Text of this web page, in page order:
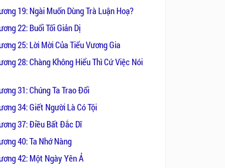
19: Ngài Muốn Dùng Trà Luận Hoạ?
22: Buổi Tối Giản Dị
25: Lời Mời Của Tiểu Vương Gia
28: Chàng Không Hiểu Thì Cứ Việc Nói
31: Chúng Ta Trao Đổi
34: Giết Người Là Có Tội
37: Điều Bất Đắc Dĩ
40: Ta Nhớ Nàng
42: Một Ngày Yên Ả